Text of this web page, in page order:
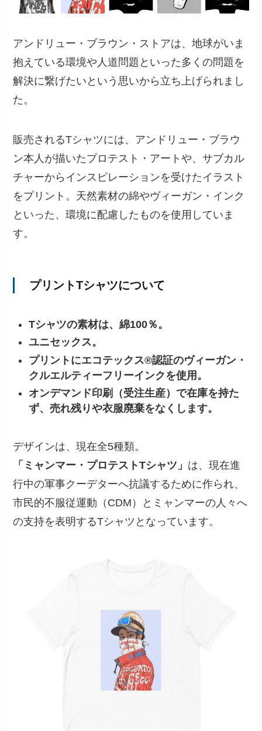
アンドリュー・ブラウン・ストアは、地球がいま
抱えている環境や人道問題といった多くの問題を
解決に繋げたいという思いから立ち上げられまし
た。
販売されるTシャツには、アンドリュー・ブラウ
ン本人が描いたプロテスト・アートや、サブカル
チャーからインスピレーションを受けたイラスト
をプリント。天然素材の綿やヴィーガン・インク
といった、環境に配慮したものを使用していま
す。
プリントTシャツについて
Tシャツの素材は、綿100％。
ユニセックス。
プリントにエコテックス®認証のヴィーガン・
クルエルティーフリーインクを使用。
オンデマンド印刷（受注生産）で在庫を持た
ず、売れ残りや衣服廃棄をなくします。
デザインは、現在全5種類。
「ミャンマー・プロテストTシャツ」 は、現在進
行中の軍事クーデターへ抗議するために作られ、
市民的不服従運動（CDM）とミャンマーの人々へ
の支持を表明するTシャツとなっています。